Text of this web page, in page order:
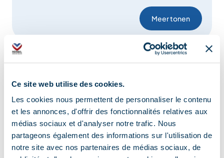
Ce site web utilise des cookies.
Les cookies nous permettent de personnaliser le contenu
et les annonces, d'offrir des fonctionnalités relatives aux
médias sociaux et d'analyser notre trafic. Nous
partageons également des informations sur l'utilisation de
notre site avec nos partenaires de médias sociaux, de
Meer tonen
Comfort
Kinderstoel Babybed
Babybadje
Aankleedtafel
Gezinskamer
Babymateriaal